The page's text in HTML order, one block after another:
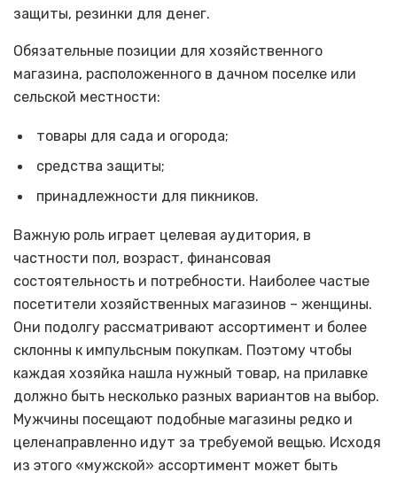
защиты, резинки для денег.
Обязательные позиции для хозяйственного
магазина, расположенного в дачном поселке или
сельской местности:
товары для сада и огорода;
средства защиты;
принадлежности для пикников.
Важную роль играет целевая аудитория, в
частности пол, возраст, финансовая
состоятельность и потребности. Наиболее частые
посетители хозяйственных магазинов – женщины.
Они подолгу рассматривают ассортимент и более
склонны к импульсным покупкам. Поэтому чтобы
каждая хозяйка нашла нужный товар, на прилавке
должно быть несколько разных вариантов на выбор.
Мужчины посещают подобные магазины редко и
целенаправленно идут за требуемой вещью. Исходя
из этого «мужской» ассортимент может быть